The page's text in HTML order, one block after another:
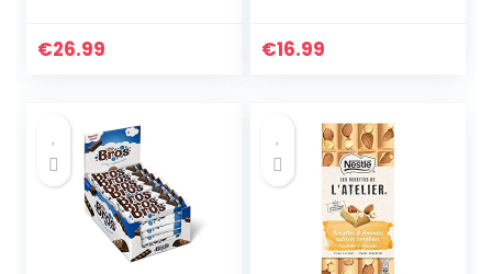
€26.99
Verschillende
€16.99